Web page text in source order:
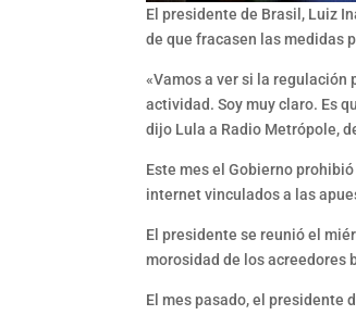
El presidente de Brasil, Luiz
de que fracasen las medidas
«Vamos a ver si la
actividad. Soy muy claro. Es
dijo Lula a Radio Metrópole,
Este mes el Gobierno
internet vinculados a las
El presidente se reunió el
morosidad de los acreedores
El mes pasado, el presidente